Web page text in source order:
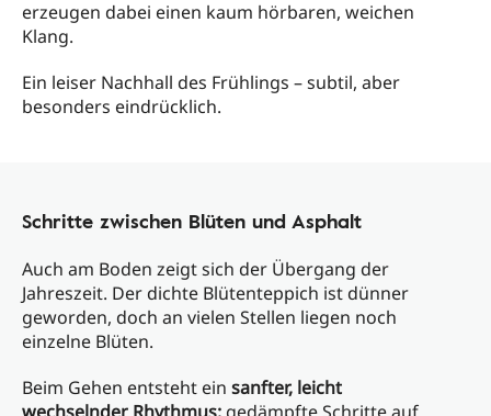
erzeugen dabei einen kaum hörbaren, weichen
Klang.
Ein leiser Nachhall des Frühlings – subtil, aber
besonders eindrücklich.
Schritte zwischen Blüten und Asphalt
Auch am Boden zeigt sich der Übergang der
Jahreszeit. Der dichte Blütenteppich ist dünner
geworden, doch an vielen Stellen liegen noch
einzelne Blüten.
Beim Gehen entsteht ein sanfter, leicht